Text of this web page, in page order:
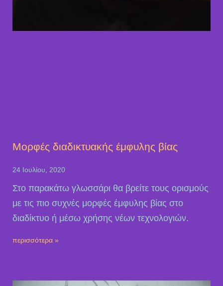
Mορφές διαδικτυακής έμφυλης βίας
24 Ιουλίου, 2020
Στο παρακάτω γλωσσάρι θα βρείτε τους ορισμούς
με τις πιο συχνές μορφές έμφυλης βίας στο
διαδίκτυο ή μέσω χρήσης νέων τεχνολογιών.
περισσότερα »